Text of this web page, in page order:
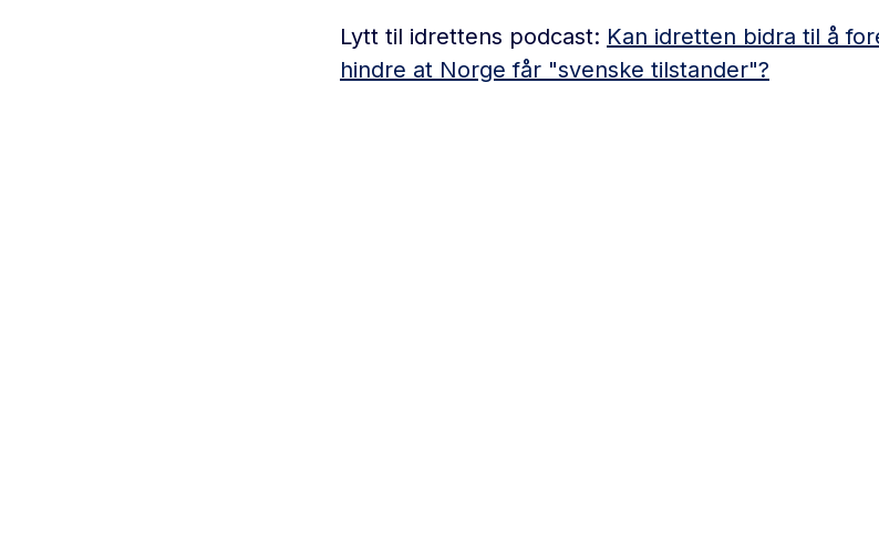
Lytt til idrettens podcast: Kan idretten bidra til å
hindre at Norge får "svenske tilstander"?